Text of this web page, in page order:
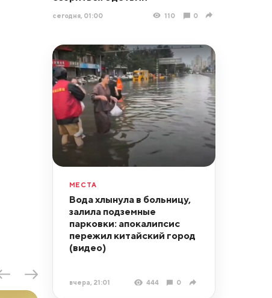
сегодня, 01:00 110 0
МЕСТА
Вода хлынула в больницу,
залила подземные
парковки: апокалипсис
пережил китайский город
(видео)
вчера, 21:01 444 0